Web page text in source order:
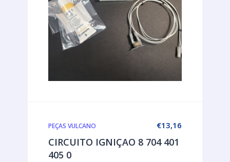
€13,16
PEÇAS VULCANO
CIRCUITO IGNIÇAO 8 704 401
405 0